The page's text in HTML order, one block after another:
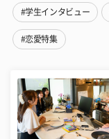
#学生インタビュー
#恋愛特集